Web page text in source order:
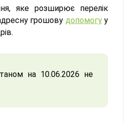
яке розширює перелік
грошову допомогуу
на 10.06.2026 не